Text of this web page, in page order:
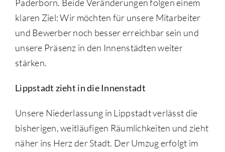
Paderborn. Beide Veränderungen folgen einem
klaren Ziel: Wir möchten für unsere Mitarbeiter
und Bewerber noch besser erreichbar sein und
unsere Präsenz in den Innenstädten weiter
stärken.
Lippstadt zieht in die Innenstadt
Unsere Niederlassung in Lippstadt verlässt die
bisherigen, weitläufigen Räumlichkeiten und zieht
näher ins Herz der Stadt. Der Umzug erfolgt im